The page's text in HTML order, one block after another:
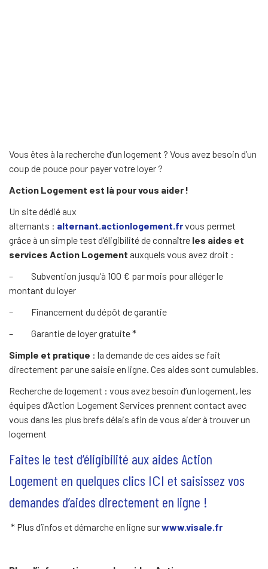
Vous êtes à la recherche d’un logement ? Vous avez besoin d’un
coup de pouce pour payer votre loyer ?
Action Logement est là pour vous aider !
Un site dédié aux
alternants : alternant.actionlogement.frvous permet
grâce à un simple test d’éligibilité de connaître les aides et
services Action Logement auxquels vous avez droit :
– Subvention jusqu’à 100 € par mois pour alléger le
montant du loyer
– Financement du dépôt de garantie
– Garantie de loyer gratuite *
Simple et pratique : la demande de ces aides se fait
directement par une saisie en ligne. Ces aides sont cumulables.
Recherche de logement : vous avez besoin d’un logement, les
équipes d’Action Logement Services prennent contact avec
vous dans les plus brefs délais afin de vous aider à trouver un
logement
Faites le test d’éligibilité aux aides Action
Logement en quelques clics ICI et saisissez vos
demandes d’aides directement en ligne !
* Plus d’infos et démarche en ligne surwww.visale.fr